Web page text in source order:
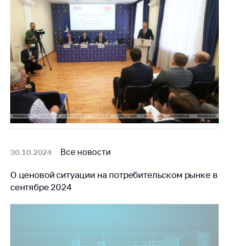
30.10.2024 Все новости
О ценовой ситуации на потребительском рынке в
сентябре 2024